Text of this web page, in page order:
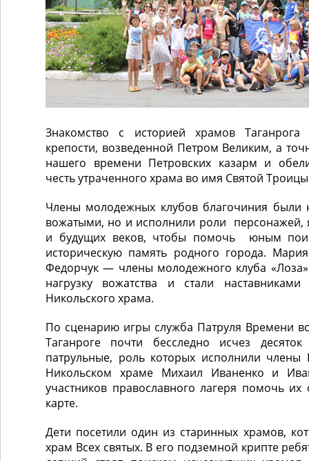
Знакомство с историей храмов
крепости, возведенной Петром Великим, а
нашего времени Петровских казарм и
честь утраченного храма во имя Святой
Члены молодежных клубов благочиния были
вожатыми, но и исполнили роли
и будущих веков, чтобы помочь юным
историческую память родного города.
Федорчук — члены молодежного клуба
нагрузку вожатства и стали
Никольского храма.
По сценарию игры служба Патруля Времени
Таганроге почти бесследно исчез
патрульные, роль которых исполнили члены
Никольском храме Михаил Иваненко и
участников православного лагеря помочь их
карте.
Дети посетили один из старинных храмов,
храм Всех святых. В его подземной крипте